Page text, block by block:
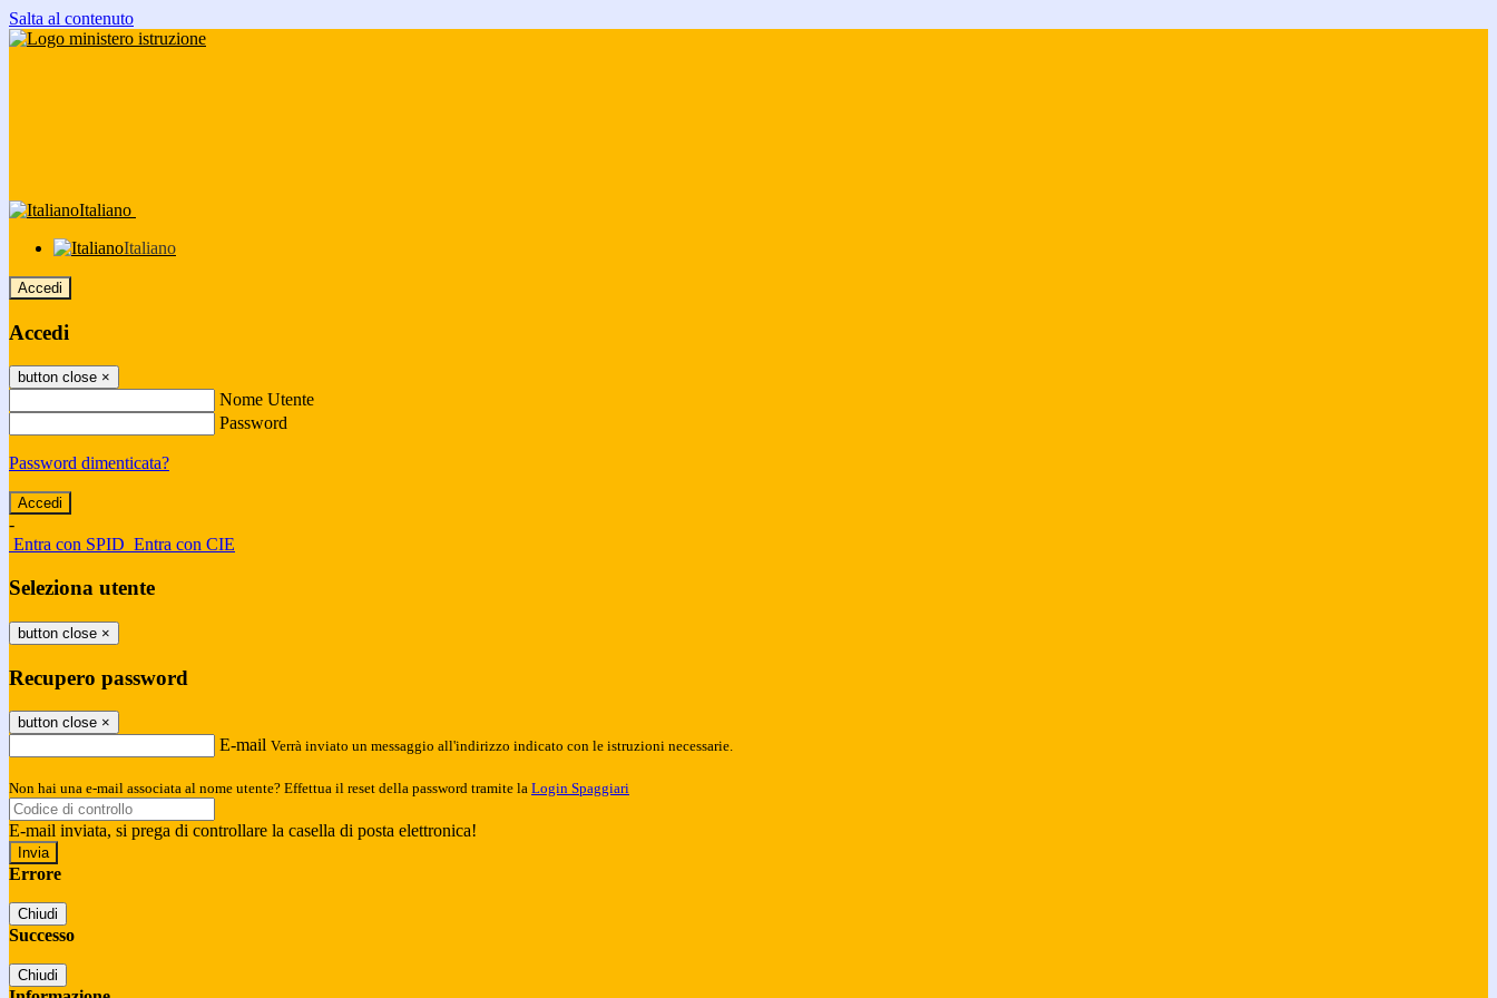
Salta al contenuto
Italiano
Italiano
Accedi
Accedi
button close ×
Nome Utente
Password
Password dimenticata?
-
Entra con SPID Entra con CIE
Seleziona utente
button close ×
Recupero password
button close ×
E-mail Verrà inviato un messaggio all'indirizzo indicato con le istruzioni necessarie.
Non hai una e-mail associata al nome utente? Effettua il reset della password tramite la Login Spaggiari
E-mail inviata, si prega di controllare la casella di posta elettronica!
Errore
Chiudi
Successo
Chiudi